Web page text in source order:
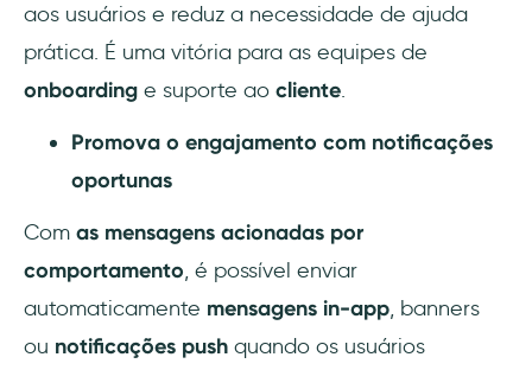
aos usuários e reduz a necessidade de ajuda
prática. É uma vitória para as equipes de
onboarding e suporte ao cliente.
Promova o engajamento com notificações
oportunas
Com as mensagens acionadas por
comportamento, é possível enviar
automaticamente mensagens in-app, banners
ou notificações push quando os usuários